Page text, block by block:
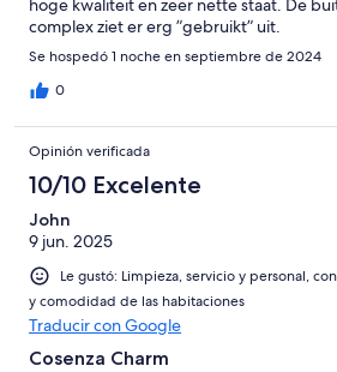
hoge kwaliteit en zeer nette staat. De
complex ziet er erg ”gebruikt” uit.
Se hospedó 1 noche en septiembre de 2024
0
Opinión verificada
10/10 Excelente
John
9 jun. 2025
Le gustó: Limpieza, servicio y personal,
y comodidad de las habitaciones
Traducir con Google
Cosenza Charm